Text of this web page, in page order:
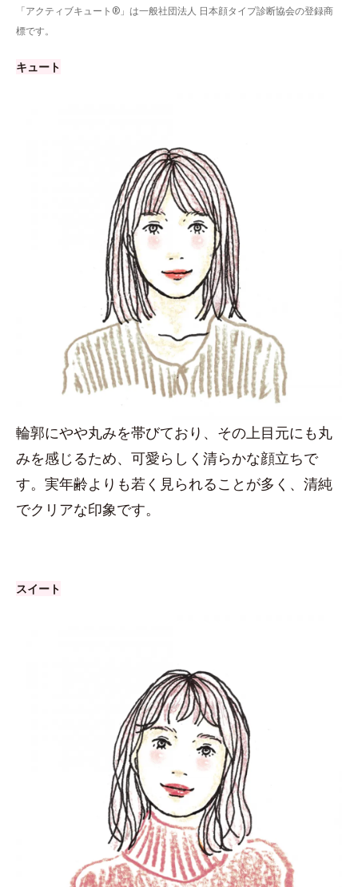
「アクティブキュート®」は一般社団法人 日本顔タイプ診断協会の登録商
標です。
キュート
輪郭にやや丸みを帯びており、その上目元にも丸
みを感じるため、可愛らしく清らかな顔立ちで
す。実年齢よりも若く見られることが多く、清純
でクリアな印象です。
スイート